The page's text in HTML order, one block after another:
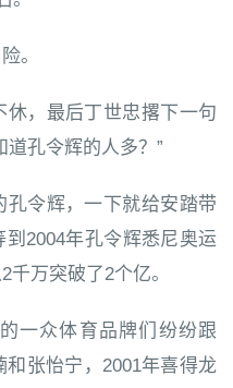
。
，最后丁世忠撂下一句
道孔令辉的人多？”
令辉，一下就给安踏带
2004年孔令辉悉尼奥运
万突破了2个亿。
一众体育品牌们纷纷跟
张怡宁，2001年喜得龙